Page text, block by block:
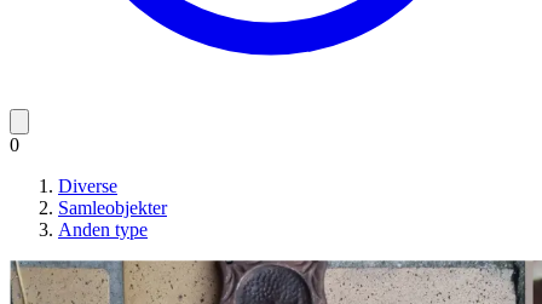
0
Diverse
Samleobjekter
Anden type